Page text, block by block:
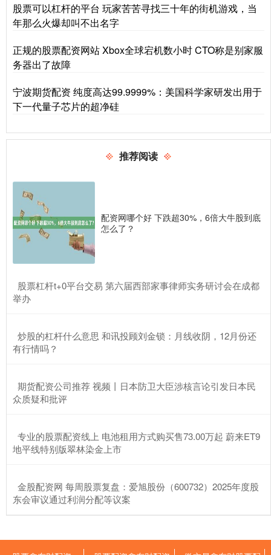
股票可以杠杆的平台 玩家苦苦寻找三十年的街机游戏，当
年那么火爆却叫不出名字
正规的股票配资网站 Xbox全球宕机数小时 CTO称是别家服
务器出了故障
宁波期货配资 纯度高达99.9999%：美国科学家研发出用于
下一代量子芯片的超净硅
推荐阅读
配资网哪个好 下跌超30%，6倍大牛股到底
怎么了？
​股票杠杆t+0平台交易 第六届西部家事律师实务研讨会在成都
举办
​炒股的杠杆什么意思 和讯投顾刘金锁：月线收阴，12月份还
有行情吗？
​期货配资公司推荐 视频丨日本防卫大臣涉核言论引发日本民
众质疑和批评
​专业的股票配资线上 电池租用方式购买售73.00万起 蔚来ET9
地平线特别版翠林染金上市
​金股配资网 每周股票复盘：爱旭股份（600732）2025年度股
东会审议通过利润分配等议案